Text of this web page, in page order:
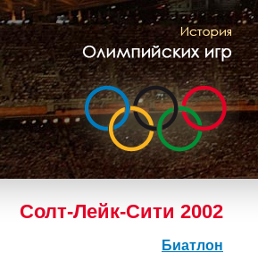
Солт-Лейк-Сити 2002
Биатлон